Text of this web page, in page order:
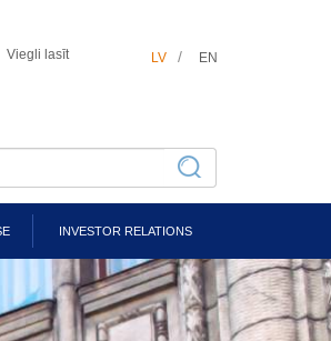
Viegli lasīt LV EN
INVESTOR RELATIONS